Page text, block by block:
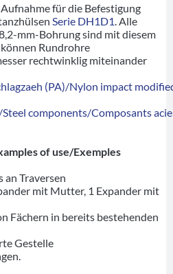
für die Befestigung
Serie DH1D1 . Alle
mm-Bohrung sind mit diesem
Rundrohre
rechtwinklig miteinander
(PA)/Nylon impact
components/Composants
of use/Exemples
Traversen
mit Mutter, 1 Expander mit
Fächern in bereits bestehenden
Gestelle